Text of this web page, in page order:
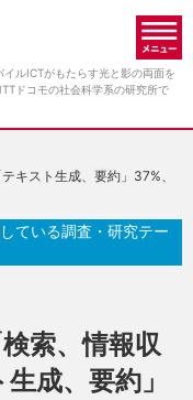
ルICTがもたらす光と影の両面を
ドコモの社会科学系の研究所で
キスト生成、要約」37%、
索、情報収
成、要約」
ている調査・研究テー